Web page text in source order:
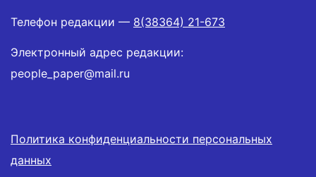
Телефон редакции — 8(38364) 21-673
Электронный адрес редакции:
people_paper@mail.ru
Политика конфиденциальности персональных
данных